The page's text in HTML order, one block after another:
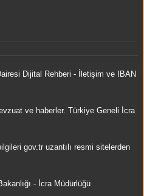
Dijital Rehberi - İletişim ve IBAN
ve haberler. Türkiye Geneli İcra
gov.tr uzantılı resmi sitelerden
- İcra Müdürlüğü